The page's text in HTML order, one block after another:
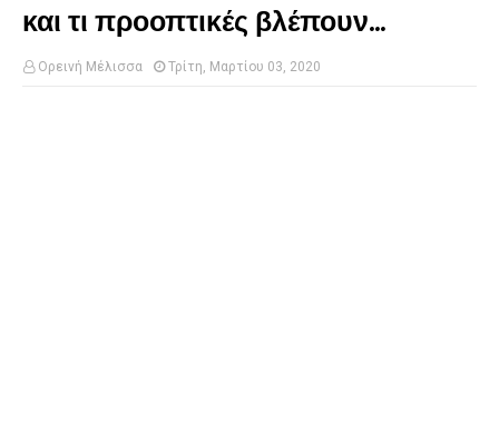
και τι προοπτικές βλέπουν...
Ορεινή Μέλισσα Τρίτη, Μαρτίου 03, 2020